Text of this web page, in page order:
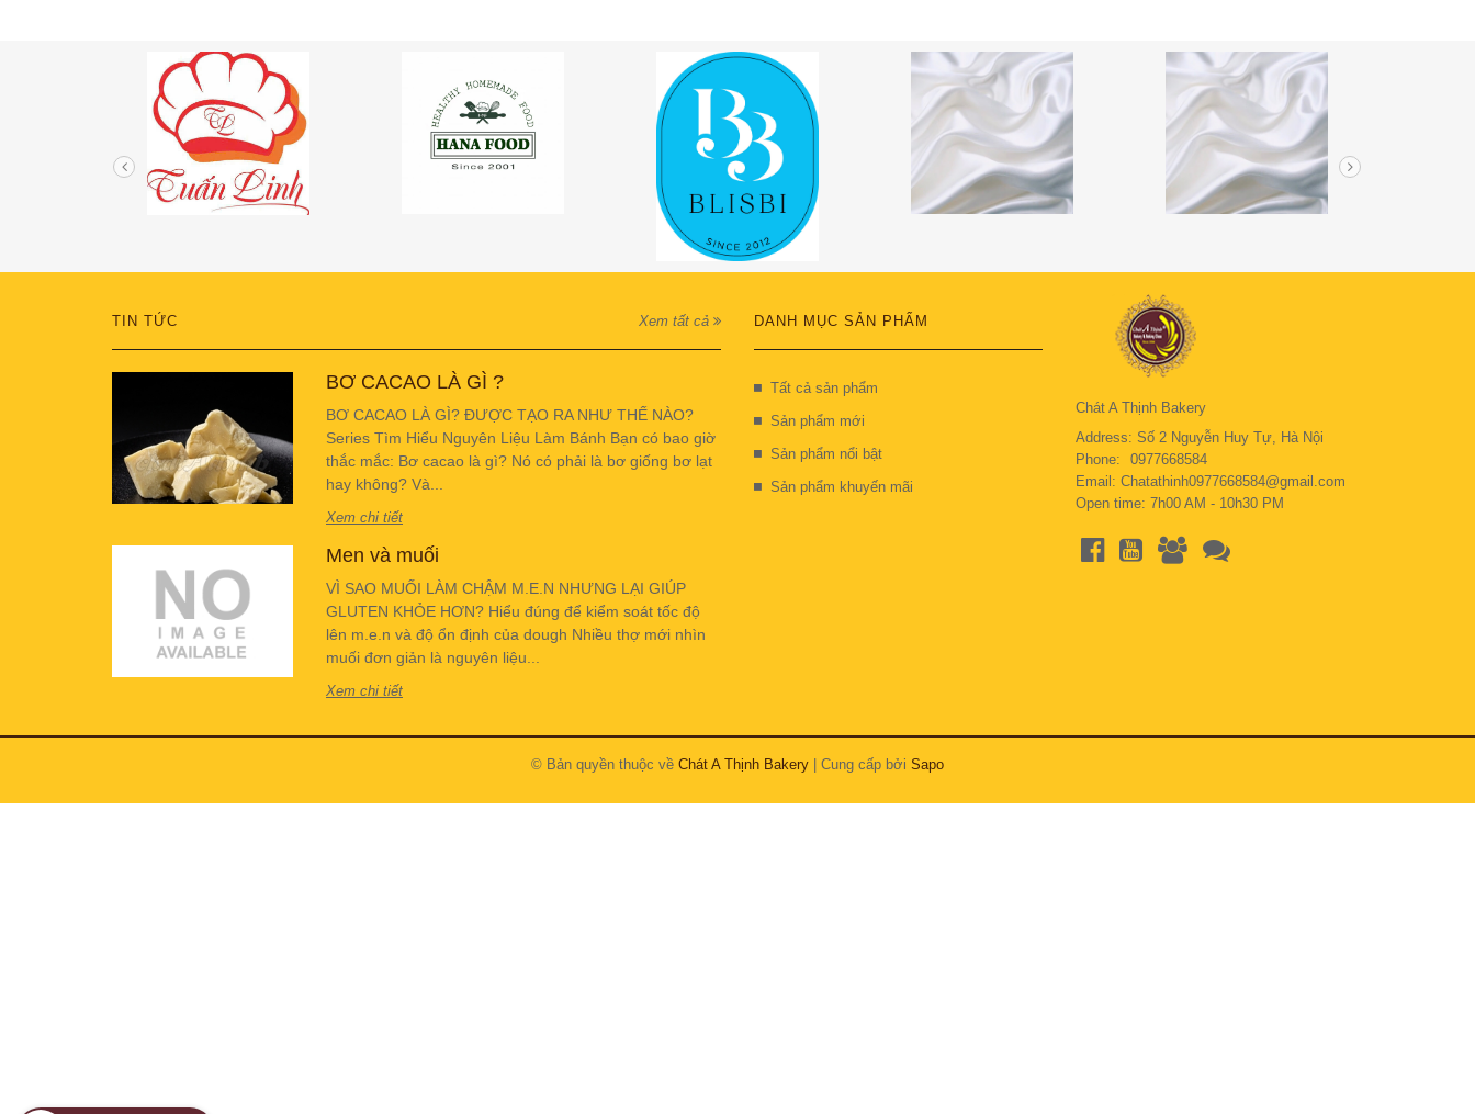
TIN TỨC Xem tất cả
BƠ CACAO LÀ GÌ ?
BƠ CACAO LÀ GÌ? ĐƯỢC TẠO RA NHƯ THẾ NÀO?
Series Tìm Hiểu Nguyên Liệu Làm Bánh Bạn có bao giờ
thắc mắc: Bơ cacao là gì? Nó có phải là bơ giống bơ lạt
hay không? Và...
Xem chi tiết
Men và muối
VÌ SAO MUỐI LÀM CHẬM M.E.N NHƯNG LẠI GIÚP
GLUTEN KHỎE HƠN? Hiểu đúng để kiểm soát tốc độ
lên m.e.n và độ ổn định của dough Nhiều thợ mới nhìn
muối đơn giản là nguyên liệu...
Xem chi tiết
DANH MỤC SẢN PHẨM
Tất cả sản phẩm
Sản phẩm mới
Sản phẩm nổi bật
Sản phẩm khuyến mãi
Chát A Thịnh Bakery
Address: Số 2 Nguyễn Huy Tự, Hà Nội
Phone:
0977668584
Email: Chatathinh0977668584@gmail.com
Open time: 7h00 AM - 10h30 PM
© Bản quyền thuộc về Chát A Thịnh Bakery | Cung cấp bởi Sapo